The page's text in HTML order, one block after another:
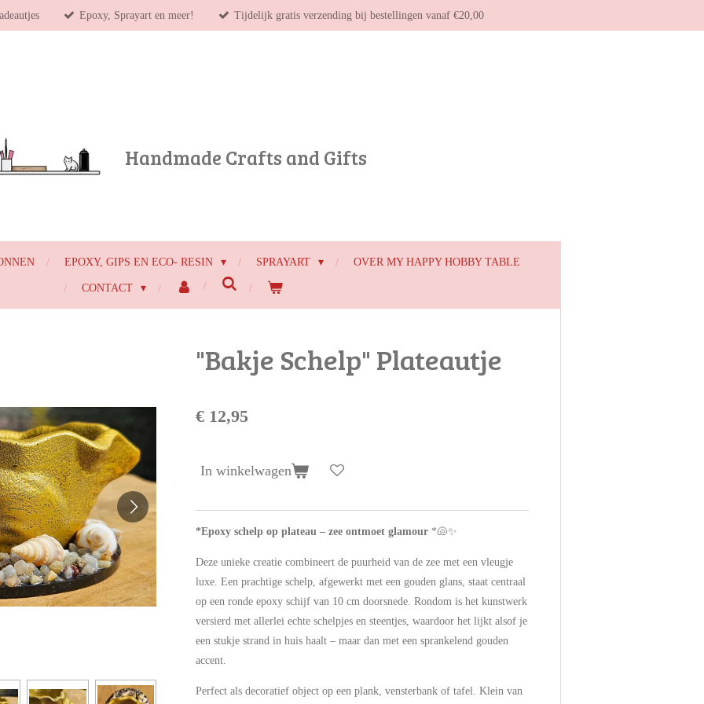
Epoxy, Sprayart en meer! Tijdelijk gratis verzending bij bestellingen vanaf €20,00
Handmade Crafts and Gifts
EPOXY, GIPS EN ECO- RESIN SPRAYART OVER MY HAPPY HOBBY TABLE
CONTACT
"Bakje Schelp" Plateautje
€ 12,95
In winkelwagen
*Epoxy schelp op plateau – zee ontmoet glamour *🐚✨
Deze unieke creatie combineert de puurheid van de zee met een vleugje
luxe. Een prachtige schelp, afgewerkt met een gouden glans, staat centraal
op een ronde epoxy schijf van 10 cm doorsnede. Rondom is het kunstwerk
versierd met allerlei echte schelpjes en steentjes, waardoor het lijkt alsof je
een stukje strand in huis haalt – maar dan met een sprankelend gouden
accent.
Perfect als decoratief object op een plank, vensterbank of tafel. Klein van